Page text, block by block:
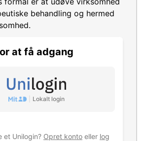
at få adgang
Lokalt login
et Unilogin? Opret konto eller log
behandling og hermed
virksomhed